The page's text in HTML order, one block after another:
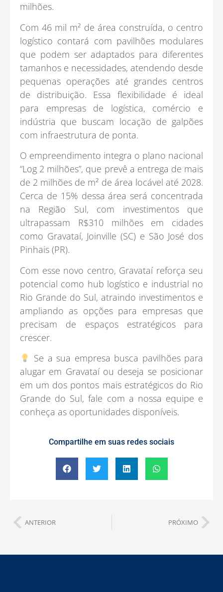
milhões.
Com 46 mil m² de área construída, o centro
logístico contará com pavilhões modulares
que podem ser adaptados para diferentes
tamanhos e necessidades, atendendo desde
pequenas operações até grandes centros
de distribuição. Essa flexibilidade é ideal
para empresas de logística, comércio e
indústria que buscam locação de galpões
com infraestrutura de ponta.
O empreendimento integra o plano nacional
“Log 2 milhões”, que prevê a entrega de mais
de 2 milhões de m² de área locável até 2028.
Cerca de 15% dessa área será concentrada
na Região Sul, com investimentos que
ultrapassam R$310 milhões em cidades
como Gravataí, Joinville (SC) e São José dos
Pinhais (PR).
Com esse novo centro, Gravataí reforça seu
potencial como hub logístico e industrial no
Rio Grande do Sul, atraindo investimentos e
ampliando as opções para empresas que
precisam de espaços estratégicos para
crescer.
Se a sua empresa busca pavilhões para
alugar em Gravataí ou deseja se posicionar
em um dos pontos mais estratégicos do Rio
Grande do Sul, fale com a nossa equipe e
conheça as oportunidades disponíveis.
Compartilhe em suas redes sociais
ANTERIOR PRÓXIMO